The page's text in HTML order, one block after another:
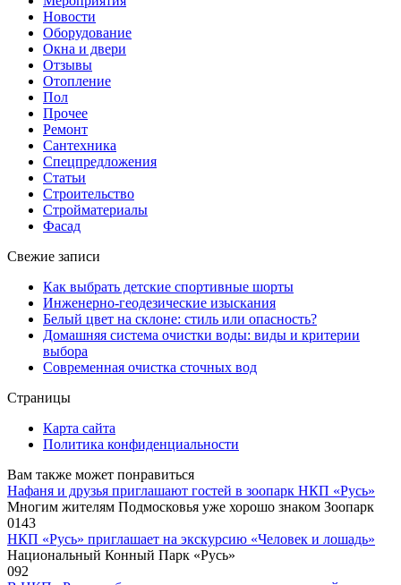
Новости
Оборудование
Окна и двери
Отзывы
Отопление
Пол
Прочее
Ремонт
Сантехника
Спецпредложения
Статьи
Строительство
Стройматериалы
Фасад
Свежие записи
Как выбрать детские спортивные шорты
Инженерно-геодезические изыскания
Белый цвет на склоне: стиль или опасность?
Домашняя система очистки воды: виды и критерии
выбора
Современная очистка сточных вод
Страницы
Карта сайта
Политика конфиденциальности
Вам также может понравиться
Нафаня и друзья приглашают гостей в зоопарк НКП «Русь»
Многим жителям Подмосковья уже хорошо знаком Зоопарк
0143
НКП «Русь» приглашает на экскурсию «Человек и лошадь»
Национальный Конный Парк «Русь»
092